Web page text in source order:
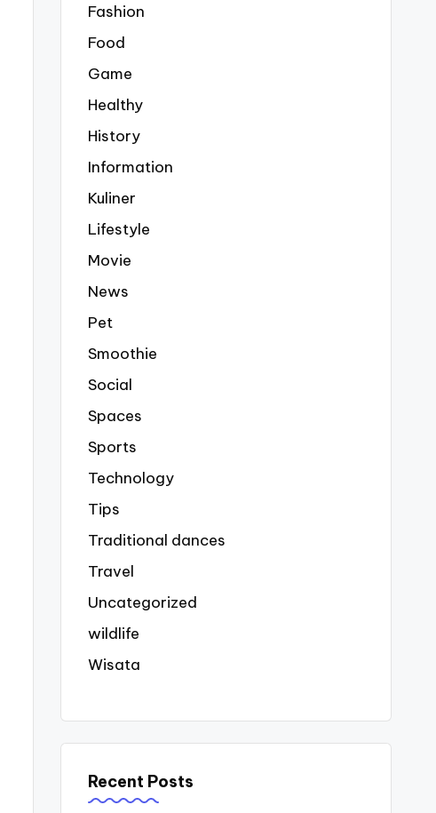
Fashion
Food
Game
Healthy
History
Information
Kuliner
Lifestyle
Movie
News
Pet
Smoothie
Social
Spaces
Sports
Technology
Tips
Traditional dances
Travel
Uncategorized
wildlife
Wisata
Recent Posts